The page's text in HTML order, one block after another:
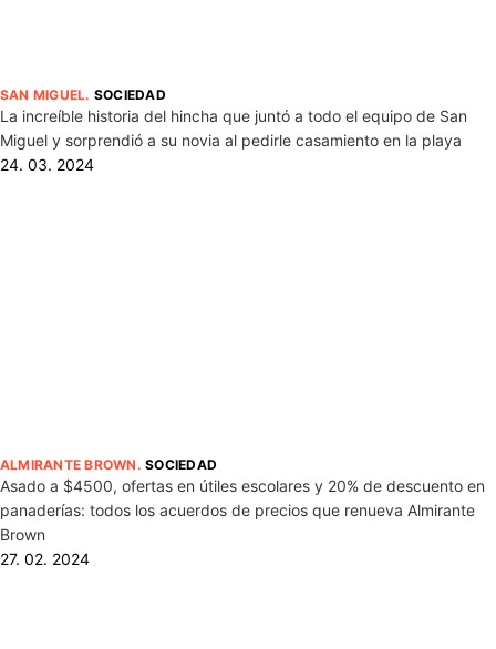
SAN MIGUEL. SOCIEDAD
La increíble historia del hincha que juntó a todo el equipo de San
Miguel y sorprendió a su novia al pedirle casamiento en la playa
24. 03. 2024
ALMIRANTE BROWN .SOCIEDAD
Asado a $4500, ofertas en útiles escolares y 20% de descuento en
panaderías: todos los acuerdos de precios que renueva Almirante
Brown
27. 02. 2024